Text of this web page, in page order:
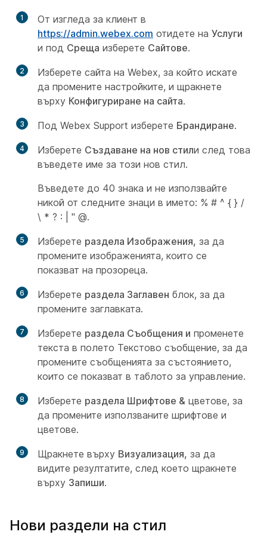
1
От изгледа за клиент в
https://admin.webex.com отидете на Услуги
и под Среща изберете Сайтове.
2
Изберете сайта на Webex, за който искате
да промените настройките, и щракнете
върху Конфигуриране на сайта.
3 Под Webex Support изберете Брандиране.
4 Изберете Създаване на нов стили след това
въведете име за този нов стил.
Въведете до 40 знака и не използвайте
никой от следните знаци в името: % # ^ { } /
\ * ? : | " @.
5 Изберете раздела Изображения, за да
промените изображенията, които се
показват на прозореца.
6 Изберете раздела Заглавен блок, за да
промените заглавката.
7 Изберете раздела Съобщения и променете
текста в полето Текстово съобщение, за да
промените съобщенията за състоянието,
които се показват в таблото за управление.
8 Изберете раздела Шрифтове & цветове, за
да промените използваните шрифтове и
цветове.
9 Щракнете върху Визуализация, за да
видите резултатите, след което щракнете
върху Запиши.
Нови раздели на стил